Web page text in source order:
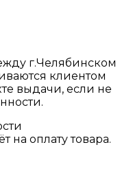
г.Челябинском
клиентом
выдачи, если не
на оплату товара.